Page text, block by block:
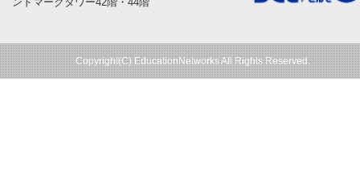
Copyright(C) EducationNetworks All Rights Reserved.